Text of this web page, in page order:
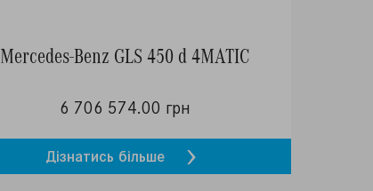
Mercedes-Benz GLS 450 d 4MATIC
6 706 574.00 грн
Дізнатись більше